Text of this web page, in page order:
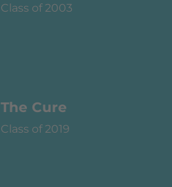
Class of 2003
The Cure
Class of 2019